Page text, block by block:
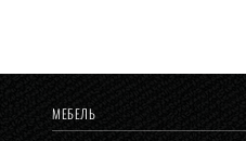
МЕБЕЛЬ